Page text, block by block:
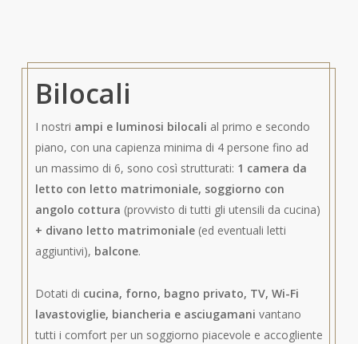
Bilocali
I nostri ampi e luminosi bilocali al primo e secondo
piano, con una capienza minima di 4 persone fino ad
un massimo di 6, sono così strutturati: 1 camera da
letto con letto matrimoniale, soggiorno con
angolo cottura (provvisto di tutti gli utensili da cucina)
+ divano letto matrimoniale(ed eventuali letti
aggiuntivi), balcone.
Dotati di cucina, forno, bagno privato, TV, Wi-Fi
lavastoviglie, biancheria e asciugamani vantano
tutti i comfort per un soggiorno piacevole e accogliente